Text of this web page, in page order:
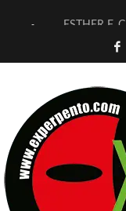
ESTHER F.
[TERRA
TIMBRE 4, LA
30 AÑOS (NO